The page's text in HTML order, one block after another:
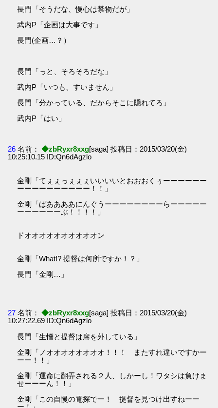
長門「そうだな、慢心は禁物だが」
武内P「企画は大事です」
長門(企画…？）
長門「っと、そろそろだな」
武内P「いつも、すいません」
長門「分かっている、だからそこに隠れてろ」
武内P「はい」
26 名前： ◆zbRyxr8xxg[saga] 投稿日：2015/03/20(金)
10:25:10.15 ID:Qn6dAgzlo
金剛「てぇぇっぇぇぇいいいいとおおおくぅーーーーーー
ーーーーーーーーーー！！」
金剛「ばああああにんぐうーーーーーーーーらーーーーー
ーーーーーーぶ！！！！」
ドオオオオオオオオオオン
金剛「What!? 提督は何所ですか！？」
長門「金剛…」
27 名前： ◆zbRyxr8xxg[saga] 投稿日：2015/03/20(金)
10:27:22.69 ID:Qn6dAgzlo
長門「生憎と提督は席を外している」
金剛「ノオオオオオオオオ！！！ またすれ違いですかー
ーー！！」
金剛「運命に翻弄される２人、しかーし！ワタシは負けま
せーーーん！！」
金剛「この自慢の電探でー！ 提督を見つけ出すねーー